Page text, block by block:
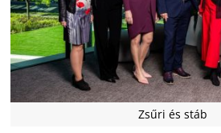
Zsűri és stáb